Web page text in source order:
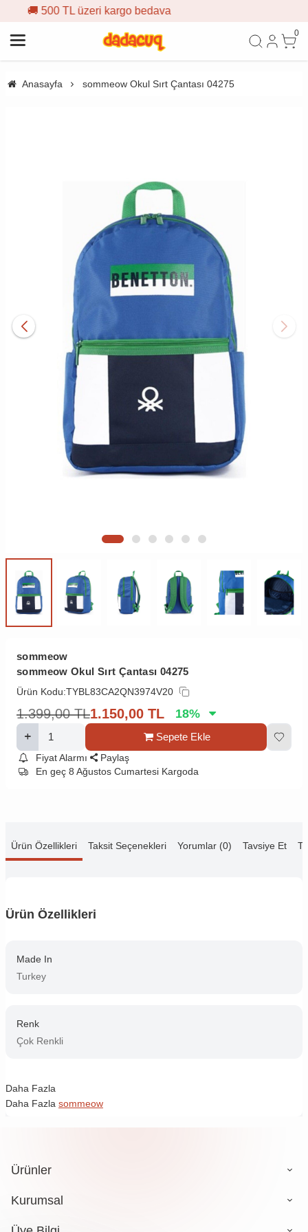
bedava
0
Anasayfa sommeow Okul Sırt Çantası 04275
sommeow
sommeow Okul Sırt Çantası 04275
Ürün Kodu:TYBL83CA2QN3974V20
1.399,00 TL1.150,00 TL 18%
Sepete Ekle
Fiyat Alarmı
Paylaş
En geç 8 Ağustos Cumartesi Kargoda
Ürün Özellikleri Taksit Seçenekleri Yorumlar (0) Tavsiye Et
Ürün Özellikleri
Made In
Turkey
Renk
Çok Renkli
Daha Fazla
Daha Fazla sommeow
Ürünler
Kurumsal